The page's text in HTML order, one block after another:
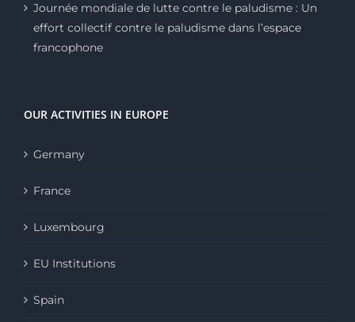
Journée mondiale de lutte contre le paludisme : Un
effort collectif contre le paludisme dans l’espace
francophone
OUR ACTIVITIES IN EUROPE
Germany
France
Luxembourg
EU Institutions
Spain